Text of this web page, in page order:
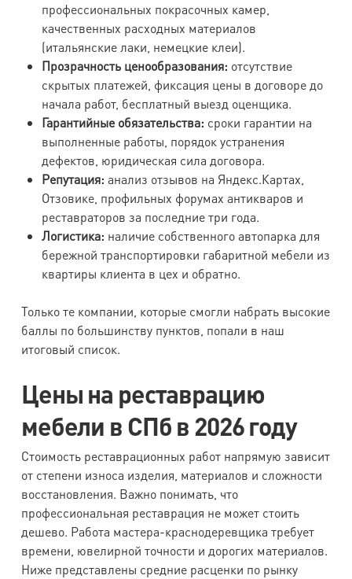
профессиональных покрасочных камер,
качественных расходных материалов
(итальянские лаки, немецкие клеи).
Прозрачность ценообразования: отсутствие
скрытых платежей, фиксация цены в договоре до
начала работ, бесплатный выезд оценщика.
Гарантийные обязательства: сроки гарантии на
выполненные работы, порядок устранения
дефектов, юридическая сила договора.
Репутация: анализ отзывов на Яндекс.Картах,
Отзовике, профильных форумах антикваров и
реставраторов за последние три года.
Логистика: наличие собственного автопарка для
бережной транспортировки габаритной мебели из
квартиры клиента в цех и обратно.
Только те компании, которые смогли набрать высокие
баллы по большинству пунктов, попали в наш
итоговый список.
Цены на реставрацию
мебели в СПб в 2026 году
Стоимость реставрационных работ напрямую зависит
от степени износа изделия, материалов и сложности
восстановления. Важно понимать, что
профессиональная реставрация не может стоить
дешево. Работа мастера-краснодеревщика требует
времени, ювелирной точности и дорогих материалов.
Ниже представлены средние расценки по рынку